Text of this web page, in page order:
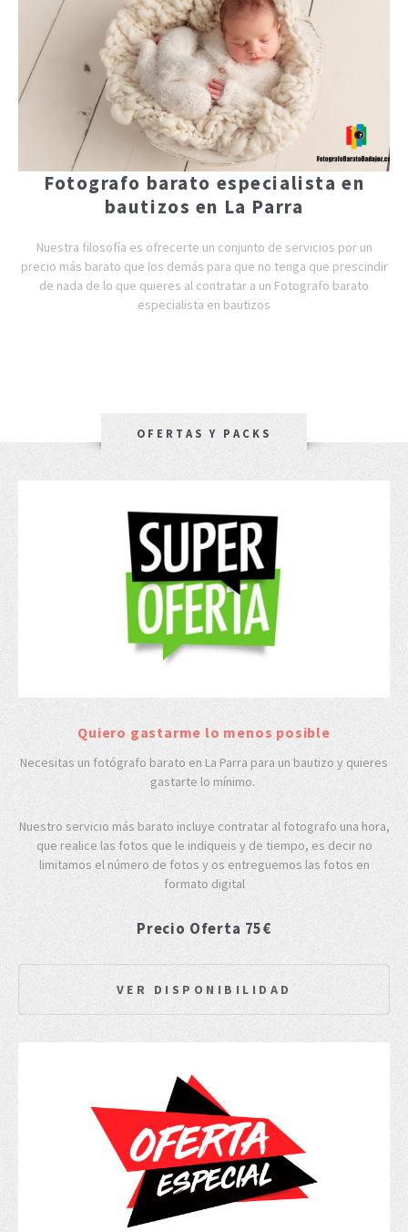
Fotografo barato especialista en
bautizos en La Parra
Nuestra filosofía es ofrecerte un conjunto de servicios por un
precio más barato que los demás para que no tenga que prescindir
de nada de lo que quieres al contratar a un Fotografo barato
especialista en bautizos
OFERTAS Y PACKS
Quiero gastarme lo menos posible
Necesitas un fotógrafo barato en La Parra para un bautizo y quieres
gastarte lo mínimo.
Nuestro servicio más barato incluye contratar al fotografo una hora,
que realice las fotos que le indiqueis y de tiempo, es decir no
limitamos el número de fotos y os entreguemos las fotos en
formato digital
Precio Oferta 75€
VER DISPONIBILIDAD